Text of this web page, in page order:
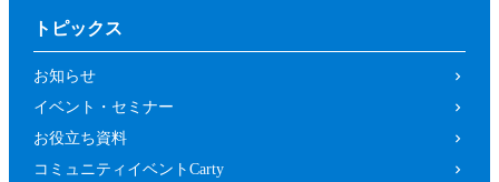
て、法定代理人、後見人､保佐人又は補
カラーミーショップ利用規約、又は当社
の運営するサービスの利用規約に違反し
ている方又は違反するおそれがあると当
トピックス
お知らせ
イベント・セミナー
お役立ち資料
コミュニティイベントCarty